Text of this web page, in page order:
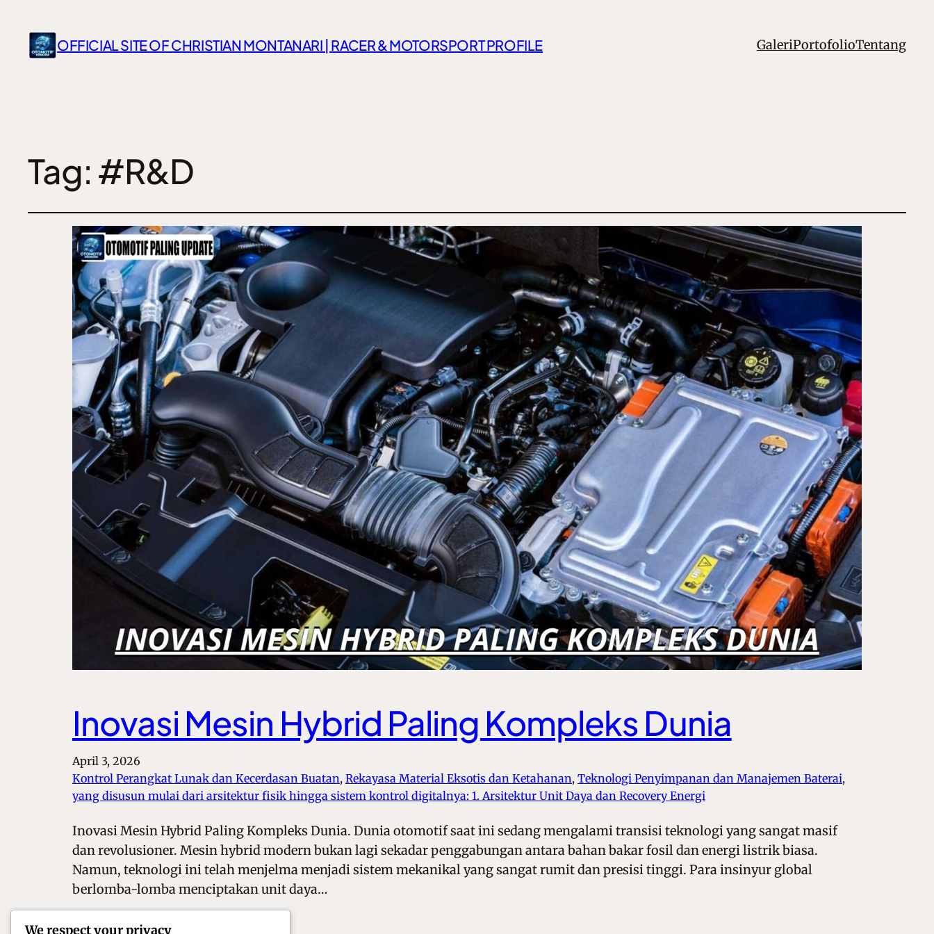
OFFICIAL SITE OF CHRISTIAN MONTANARI | RACER & MOTORSPORT PROFILE GaleriPortofolioTentang
Tag: #R&D
Inovasi Mesin Hybrid Paling Kompleks Dunia
April 3, 2026
Kontrol Perangkat Lunak dan Kecerdasan Buatan, Rekayasa Material Eksotis dan Ketahanan, Teknologi Penyimpanan dan Manajemen Baterai
yang disusun mulai dari arsitektur fisik hingga sistem kontrol digitalnya: 1. Arsitektur Unit Daya dan Recovery Energi
Inovasi Mesin Hybrid Paling Kompleks Dunia. Dunia otomotif saat ini sedang mengalami transisi teknologi yang sangat masif
dan revolusioner. Mesin hybrid modern bukan lagi sekadar penggabungan antara bahan bakar fosil dan energi listrik biasa.
Namun, teknologi ini telah menjelma menjadi sistem mekanikal yang sangat rumit dan presisi tinggi. Para insinyur global
berlomba-lomba menciptakan unit daya…
We respect your privacy